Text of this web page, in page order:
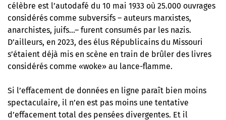
célèbre est l’autodafé du 10 mai 1933 où 25.000 ouvrages
considérés comme subversifs – auteurs marxistes,
anarchistes, juifs…– furent consumés par les nazis.
D’ailleurs, en 2023, des élus Républicains du Missouri
s’étaient déjà mis en scène en train de brûler des livres
considérés comme «woke» au lance-flamme.
Si l’effacement de données en ligne paraît bien moins
spectaculaire, il n’en est pas moins une tentative
d’effacement total des pensées divergentes. Et il